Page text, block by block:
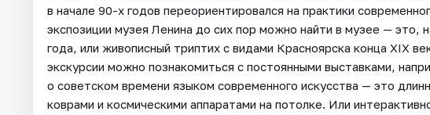
в начале 90-х годов переориентировался на практики
экспозиции музея Ленина до сих пор можно найти в музее — это,
года, или живописный триптих с видами Красноярска конца XIX
экскурсии можно познакомиться с постоянными выставками,
о советском времени языком современного искусства — это
коврами и космическими аппаратами на потолке. Или